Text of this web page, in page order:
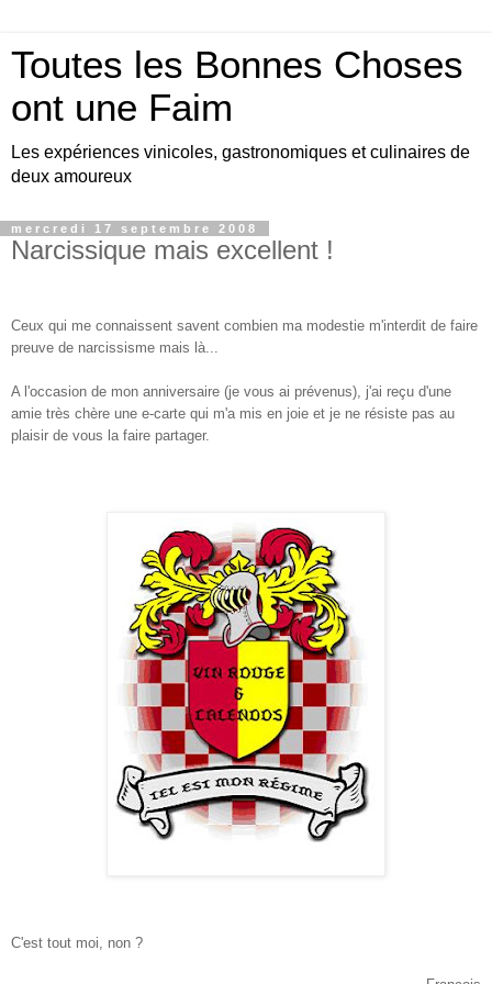
Toutes les Bonnes Choses
ont une Faim
Les expériences vinicoles, gastronomiques et culinaires de
deux amoureux
mercredi 17 septembre 2008
Narcissique mais excellent !
Ceux qui me connaissent savent combien ma modestie m'interdit de faire
preuve de narcissisme mais là...
A l'occasion de mon anniversaire (je vous ai prévenus), j'ai reçu d'une
amie très chère une e-carte qui m'a mis en joie et je ne résiste pas au
plaisir de vous la faire partager.
C'est tout moi, non ?